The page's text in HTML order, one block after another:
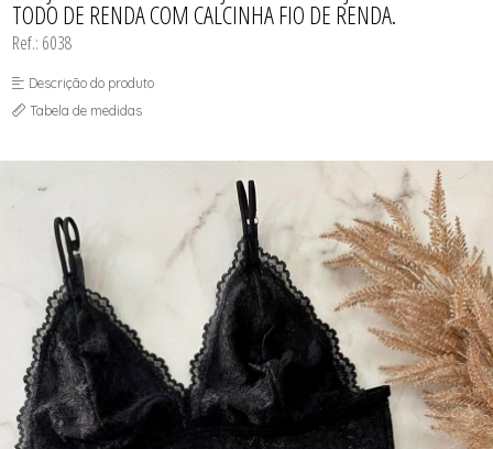
TODO DE RENDA COM CALCINHA FIO DE RENDA.
Ref.: 6038
Descrição do produto
Tabela de medidas